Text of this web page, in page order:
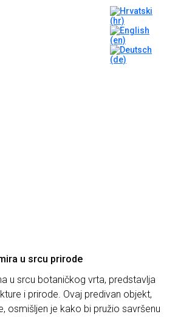
u srcu prirode
u srcu botaničkog vrta, predstavlja
i prirode. Ovaj predivan objekt,
osmišljen je kako bi pružio savršenu